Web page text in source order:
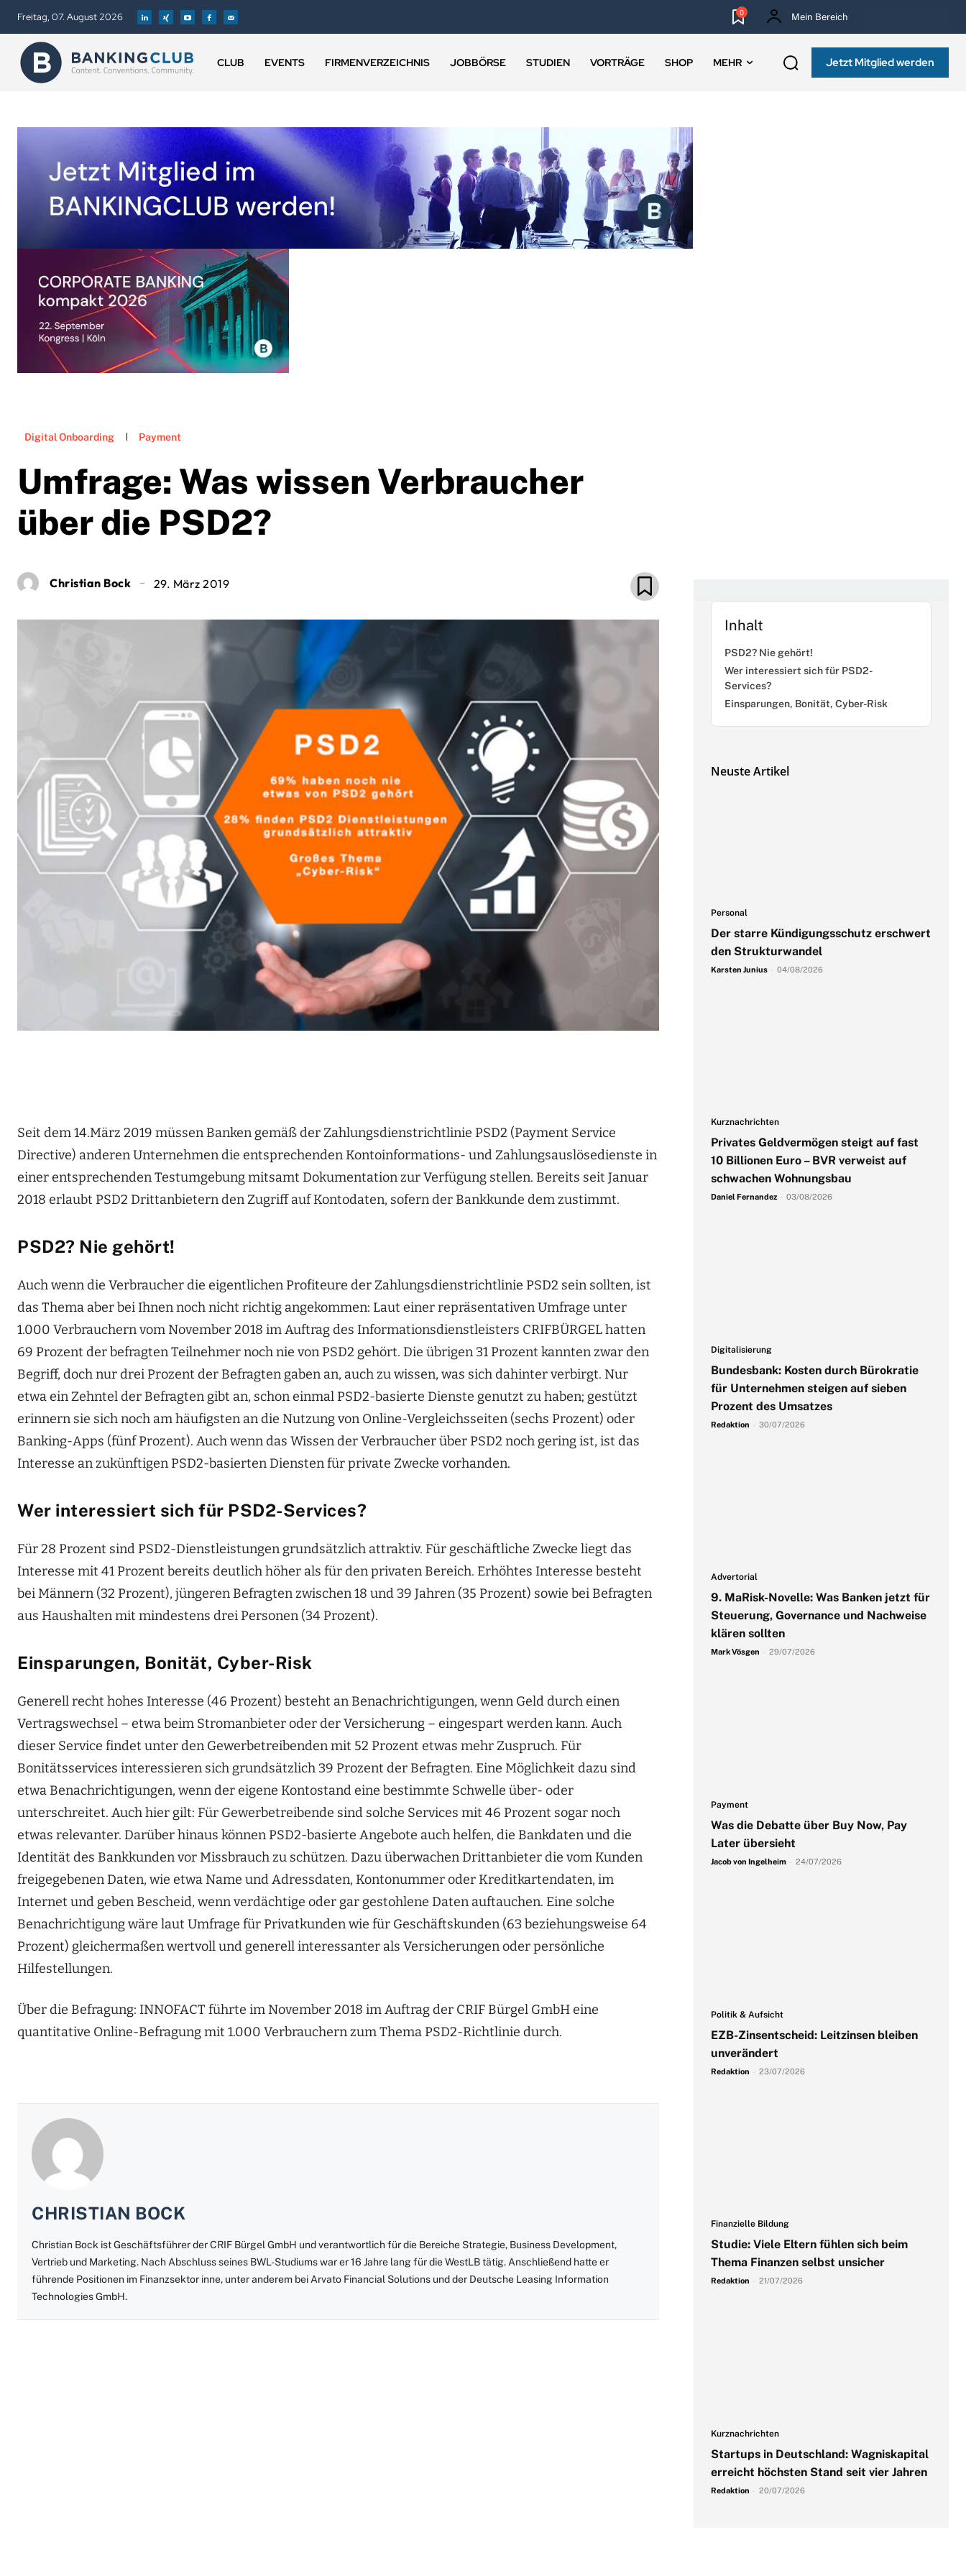
Freitag, 07. August 2026 0 Mein Bereich
CLUB EVENTS FIRMENVERZEICHNIS JOBBÖRSE STUDIEN VORTRÄGE SHOP MEHR Jetzt Mitglied werden
Digital Onboarding Payment
Umfrage: Was wissen Verbraucher
über die PSD2?
Christian Bock 29. März 2019
Seit dem 14.März 2019 müssen Banken gemäß der Zahlungsdienstrichtlinie PSD2 (Payment Service
Directive) anderen Unternehmen die entsprechenden Kontoinformations- und Zahlungsauslösedienste in
einer entsprechenden Testumgebung mitsamt Dokumentation zur Verfügung stellen. Bereits seit Januar
2018 erlaubt PSD2 Drittanbietern den Zugriff auf Kontodaten, sofern der Bankkunde dem zustimmt.
PSD2? Nie gehört!
Auch wenn die Verbraucher die eigentlichen Profiteure der Zahlungsdienstrichtlinie PSD2 sein sollten, ist
das Thema aber bei Ihnen noch nicht richtig angekommen: Laut einer repräsentativen Umfrage unter
1.000 Verbrauchern vom November 2018 im Auftrag des Informationsdienstleisters CRIFBÜRGEL hatten
69 Prozent der befragten Teilnehmer noch nie von PSD2 gehört. Die übrigen 31 Prozent kannten zwar den
Begriff, doch nur drei Prozent der Befragten gaben an, auch zu wissen, was sich dahinter verbirgt. Nur
etwa ein Zehntel der Befragten gibt an, schon einmal PSD2-basierte Dienste genutzt zu haben; gestützt
erinnern sie sich noch am häufigsten an die Nutzung von Online-Vergleichsseiten (sechs Prozent) oder
Banking-Apps (fünf Prozent). Auch wenn das Wissen der Verbraucher über PSD2 noch gering ist, ist das
Interesse an zukünftigen PSD2-basierten Diensten für private Zwecke vorhanden.
Wer interessiert sich für PSD2-Services?
Für 28 Prozent sind PSD2-Dienstleistungen grundsätzlich attraktiv. Für geschäftliche Zwecke liegt das
Interesse mit 41 Prozent bereits deutlich höher als für den privaten Bereich. Erhöhtes Interesse besteht
bei Männern (32 Prozent), jüngeren Befragten zwischen 18 und 39 Jahren (35 Prozent) sowie bei Befragten
aus Haushalten mit mindestens drei Personen (34 Prozent).
Einsparungen, Bonität, Cyber-Risk
Generell recht hohes Interesse (46 Prozent) besteht an Benachrichtigungen, wenn Geld durch einen
Vertragswechsel – etwa beim Stromanbieter oder der Versicherung – eingespart werden kann. Auch
dieser Service findet unter den Gewerbetreibenden mit 52 Prozent etwas mehr Zuspruch. Für
Bonitätsservices interessieren sich grundsätzlich 39 Prozent der Befragten. Eine Möglichkeit dazu sind
etwa Benachrichtigungen, wenn der eigene Kontostand eine bestimmte Schwelle über- oder
unterschreitet. Auch hier gilt: Für Gewerbetreibende sind solche Services mit 46 Prozent sogar noch
etwas relevanter. Darüber hinaus können PSD2-basierte Angebote auch helfen, die Bankdaten und die
Identität des Bankkunden vor Missbrauch zu schützen. Dazu überwachen Drittanbieter die vom Kunden
freigegebenen Daten, wie etwa Name und Adressdaten, Kontonummer oder Kreditkartendaten, im
Internet und geben Bescheid, wenn verdächtige oder gar gestohlene Daten auftauchen. Eine solche
Benachrichtigung wäre laut Umfrage für Privatkunden wie für Geschäftskunden (63 beziehungsweise 64
Prozent) gleichermaßen wertvoll und generell interessanter als Versicherungen oder persönliche
Hilfestellungen.
Über die Befragung: INNOFACT führte im November 2018 im Auftrag der CRIF Bürgel GmbH eine
quantitative Online-Befragung mit 1.000 Verbrauchern zum Thema PSD2-Richtlinie durch.
CHRISTIAN BOCK
Christian Bock ist Geschäftsführer der CRIF Bürgel GmbH und verantwortlich für die Bereiche Strategie, Business Development,
Vertrieb und Marketing. Nach Abschluss seines BWL-Studiums war er 16 Jahre lang für die WestLB tätig. Anschließend hatte er
führende Positionen im Finanzsektor inne, unter anderem bei Arvato Financial Solutions und der Deutsche Leasing Information
Technologies GmbH.
Inhalt
PSD2? Nie gehört!
Wer interessiert sich für PSD2-
Services?
Einsparungen, Bonität, Cyber-Risk
Neuste Artikel
Personal
Der starre Kündigungsschutz erschwert
den Strukturwandel
Karsten Junius 04/08/2026
Kurznachrichten
Privates Geldvermögen steigt auf fast
10 Billionen Euro – BVR verweist auf
schwachen Wohnungsbau
Daniel Fernandez 03/08/2026
Digitalisierung
Bundesbank: Kosten durch Bürokratie
für Unternehmen steigen auf sieben
Prozent des Umsatzes
Redaktion 30/07/2026
Advertorial
9. MaRisk-Novelle: Was Banken jetzt für
Steuerung, Governance und Nachweise
klären sollten
Mark Vösgen 29/07/2026
Payment
Was die Debatte über Buy Now, Pay
Later übersieht
Jacob von Ingelheim 24/07/2026
Politik & Aufsicht
EZB-Zinsentscheid: Leitzinsen bleiben
unverändert
Redaktion 23/07/2026
Finanzielle Bildung
Studie: Viele Eltern fühlen sich beim
Thema Finanzen selbst unsicher
Redaktion 21/07/2026
Kurznachrichten
Startups in Deutschland: Wagniskapital
erreicht höchsten Stand seit vier Jahren
Redaktion 20/07/2026